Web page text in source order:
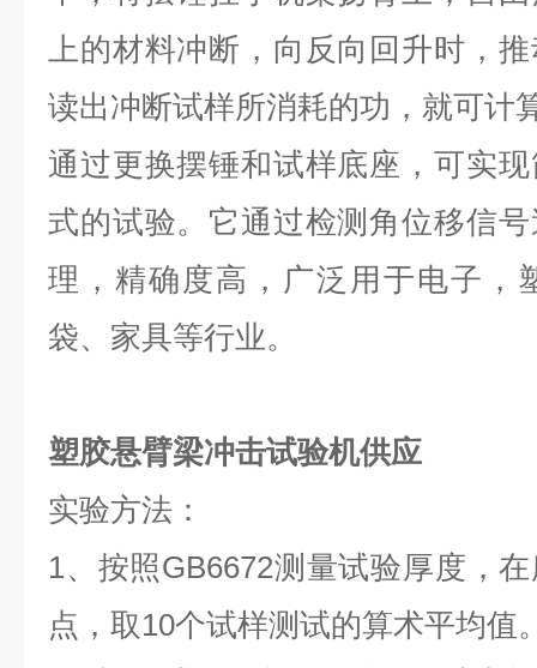
上的材料冲断，向反向回升时，
读出冲断试样所消耗的功，就可计
通过更换摆锤和试样底座，可实
式的试验。它通过检测角位移信
理，精确度高，广泛用于电子，
袋、家具等行业。
塑胶悬臂梁冲击试验机供应
实验方法：
1、按照GB6672测量试验厚度，
点，取10个试样测试的算术平均值